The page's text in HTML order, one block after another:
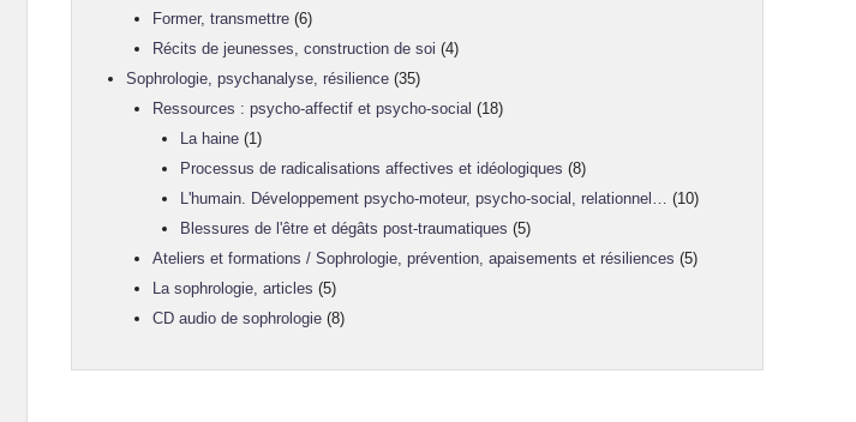
Former, transmettre (6)
Récits de jeunesses, construction de soi (4)
Sophrologie, psychanalyse, résilience(35)
Ressources : psycho-affectif et psycho-social (18)
La haine(1)
Processus de radicalisations affectives et idéologiques (8)
L'humain. Développement psycho-moteur, psycho-social, relationnel…
(10)
Blessures de l'être et dégâts post-traumatiques (5)
Ateliers et formations / Sophrologie, prévention, apaisements et résiliences (5)
La sophrologie, articles (5)
CD audio de sophrologie (8)